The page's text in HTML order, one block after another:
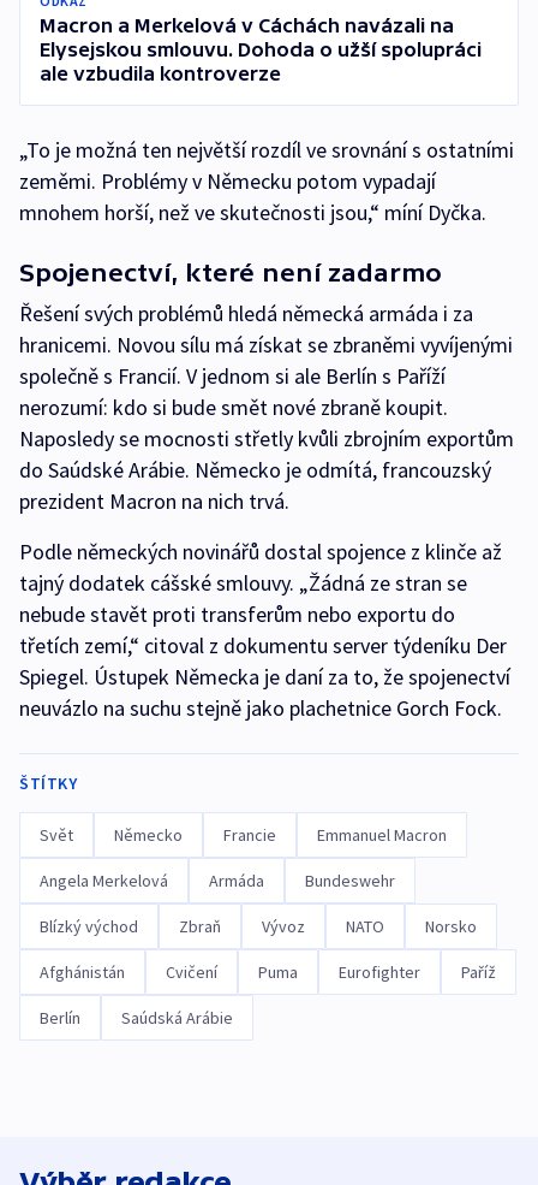
Macron a Merkelová v Cáchách navázali na
Elysejskou smlouvu. Dohoda o užší spolupráci
ale vzbudila kontroverze
„To je možná ten největší rozdíl ve srovnání s ostatními
zeměmi. Problémy v Německu potom vypadají
mnohem horší, než ve skutečnosti jsou,“ míní Dyčka.
Spojenectví, které není zadarmo
Řešení svých problémů hledá německá armáda i za
hranicemi. Novou sílu má získat se zbraněmi vyvíjenými
společně s Francií. V jednom si ale Berlín s Paříží
nerozumí: kdo si bude smět nové zbraně koupit.
Naposledy se mocnosti střetly kvůli zbrojním exportům
do Saúdské Arábie. Německo je odmítá, francouzský
prezident Macron na nich trvá.
Podle německých novinářů dostal spojence z klinče až
tajný dodatek cášské smlouvy. „Žádná ze stran se
nebude stavět proti transferům nebo exportu do
třetích zemí,“ citoval z dokumentu server týdeníku Der
Spiegel. Ústupek Německa je daní za to, že spojenectví
neuvázlo na suchu stejně jako plachetnice Gorch Fock.
ŠTÍTKY
Svět Německo Francie Emmanuel Macron
Angela Merkelová Armáda Bundeswehr
Blízký východ Zbraň Vývoz NATO Norsko
Afghánistán Cvičení Puma Eurofighter Paříž
Berlín Saúdská Arábie